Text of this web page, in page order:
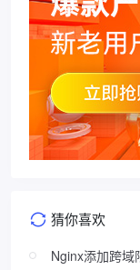
猜你喜欢
Nginx添加跨域